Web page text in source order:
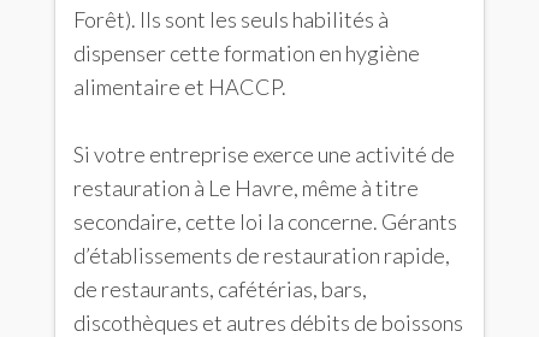
Forêt). Ils sont les seuls habilités à
dispenser cette formation en hygiène
alimentaire et HACCP.
Si votre entreprise exerce une activité de
restauration à Le Havre, même à titre
secondaire, cette loi la concerne. Gérants
d’établissements de restauration rapide,
de restaurants, cafétérias, bars,
discothèques et autres débits de boissons